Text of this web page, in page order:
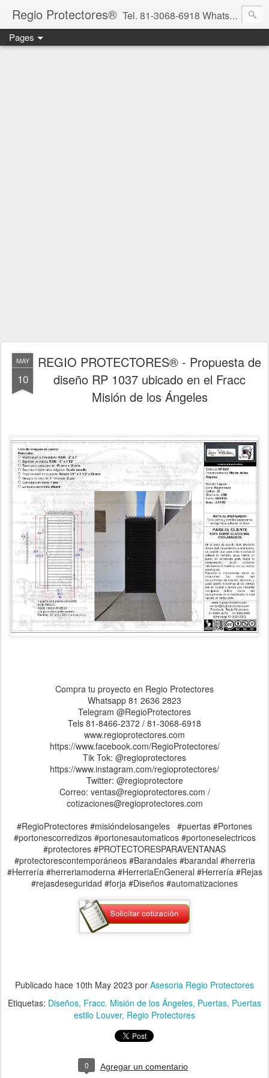
Regio Protectores® Tel. 81-3068-6918 WhatsApp 81-2636-2823 / 33-1145-3780 cotizacionregioprotectores@gmail.com / regioprotectores@gmail.com https://www.facebook.com/RegioProtectores/
Pages
MAY
10
REGIO PROTECTORES® - Propuesta de
diseño RP 1037 ubicado en el Fracc
Misión de los Ángeles
Compra tu proyecto en Regio Protectores
Whatsapp 81 2636 2823
Telegram @RegioProtectores
Tels 81-8466-2372 / 81-3068-6918
www.regioprotectores.com
https://www.facebook.com/RegioProtectores/
Tik Tok: @regioprotectores
https://www.instagram.com/regioprotectores/
Twitter: @regioprotectore
Correo: ventas@regioprotectores.com /
cotizaciones@regioprotectores.com
#RegioProtectores #misióndelosangeles #puertas #Portones
#portonescorredizos #portonesautomaticos #portoneselectricos
#protectores #PROTECTORESPARAVENTANAS
#protectorescontemporáneos #Barandales #barandal #herreria
#Herrería #herreriamoderna #HerreriaEnGeneral #Herrería #Rejas
#rejasdeseguridad #forja #Diseños #automatizaciones
Publicado hace 10th May 2023 por Asesoria Regio Protectores
Etiquetas: Diseños Fracc. Misión de los Ángeles Puertas Puertas
estilo Louver Regio Protectores
0 Agregar un comentario